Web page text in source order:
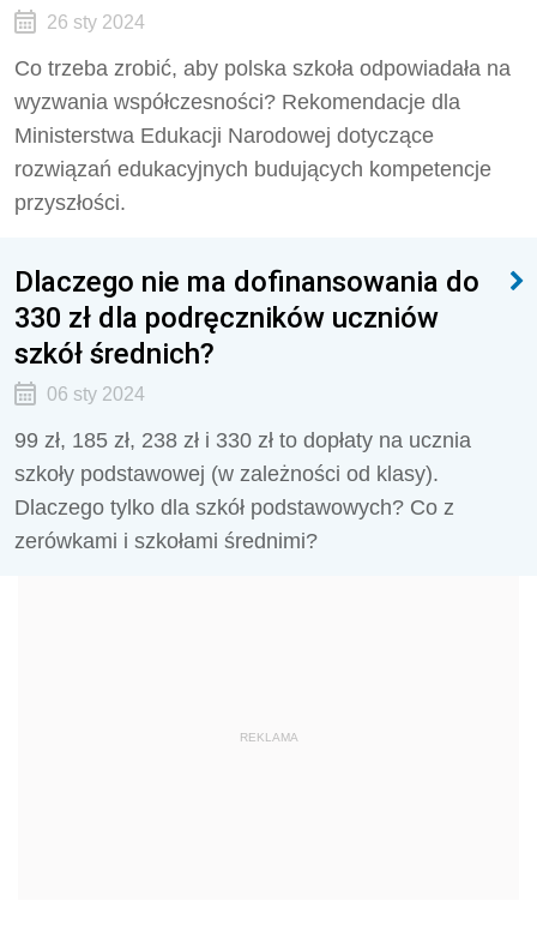
26 sty 2024
Co trzeba zrobić, aby polska szkoła odpowiadała na
wyzwania współczesności? Rekomendacje dla
Ministerstwa Edukacji Narodowej dotyczące
rozwiązań edukacyjnych budujących kompetencje
przyszłości.
Dlaczego nie ma dofinansowania do
330 zł dla podręczników uczniów
szkół średnich?
06 sty 2024
99 zł, 185 zł, 238 zł i 330 zł to dopłaty na ucznia
szkoły podstawowej (w zależności od klasy).
Dlaczego tylko dla szkół podstawowych? Co z
zerówkami i szkołami średnimi?
REKLAMA